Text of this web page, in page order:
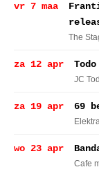
vr 7 maa
The
za 12 apr
JC
za 19 apr 69
wo 23 apr
Cafe